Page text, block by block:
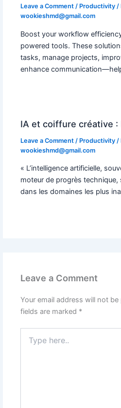
Leave a Comment / Productivity /
wookieshmd@gmail.com
Boost your workflow
powered tools. These
tasks, manage projects,
enhance
IA et coiffure créative :
Leave a Comment / Productivity /
wookieshmd@gmail.com
« L’intelligence artificielle,
moteur de progrès technique,
dans les domaines les plus
Leave a Comment
Your email address will not be
fields are marked *
here..